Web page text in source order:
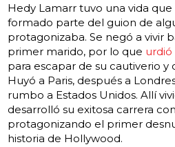
Hedy Lamarr tuvo una vida
formado parte del guion de
protagonizaba. Se negó a vivir
primer marido, por lo que
para escapar de su cautiverio y
Huyó a Paris, después a
rumbo a Estados Unidos. Allí
desarrolló su exitosa carrera
protagonizando el primer
historia de Hollywood.